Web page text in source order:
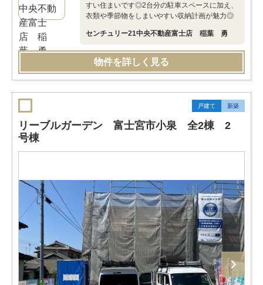
すい住まいです◎2台分の駐車スペースに加え、
衣類や季節物をしまいやすい収納計画が魅力◎
センチュリー21中央不動産富士店 稲葉 勇
物件を詳しく見る
戸建て 新築
リーブルガーデン 富士宮市小泉 全2棟 2
号棟